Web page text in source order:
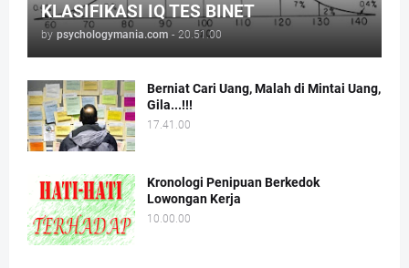
KLASIFIKASI IQ TES BINET
by psychologymania.com - 20.51.00
Berniat Cari Uang, Malah di Mintai Uang,
Gila...!!!
17.41.00
Kronologi Penipuan Berkedok
Lowongan Kerja
10.00.00